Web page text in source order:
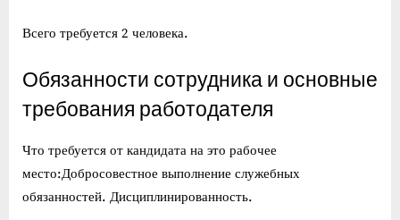
Всего требуется 2 человека.
Обязанности сотрудника и основные
требования работодателя
Что требуется от кандидата на это рабочее
место:Добросовестное выполнение служебных
обязанностей. Дисциплинированность.